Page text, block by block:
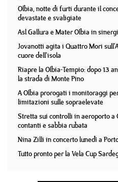
Olbia, notte di furti durante il
devastate e svaligiate
Asl Gallura e Mater Olbia in
Jovanotti agita i Quattro Mori
cuore dell'isola
Riapre la Olbia-Tempio: dopo 13
la strada di Monte Pino
A Olbia prorogati i monitoraggi
limitazioni sulle sopraelevate
Stretta sui controlli in aeroporto a
contanti e sabbia rubata
Nina Zilli in concerto lunedì a
Tutto pronto per la Vela Cup